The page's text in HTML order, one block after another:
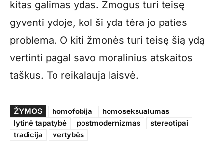
kitas galimas ydas. Žmogus turi teisę
gyventi ydoje, kol ši yda tėra jo paties
problema. O kiti žmonės turi teisę šią ydą
vertinti pagal savo moralinius atskaitos
taškus. To reikalauja laisvė.
ŽYMOS homofobija
homoseksualumas
lytinė tapatybė
postmodernizmas
stereotipai
tradicija
vertybės